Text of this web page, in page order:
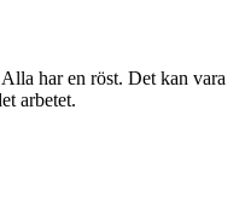
har en röst. Det kan vara
arbetet.